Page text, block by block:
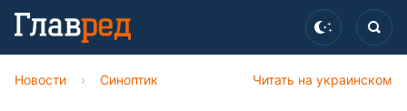
Читать на украинском
Новости › Синоптик